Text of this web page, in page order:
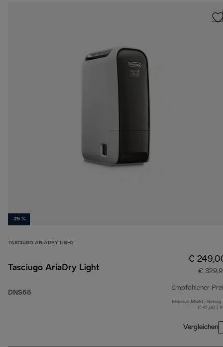
-25 %
TASCIUGO ARIADRY LIGHT
Tasciugo AriaDry Light
DNS65
€
€
Empfohlener
Inklusive MwSt.-Betrag
€ 41,50 (
Vergleichen